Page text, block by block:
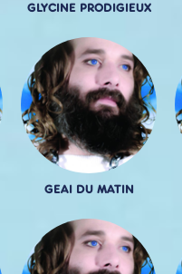
GLYCINE PRODIGIEUX
GEAI DU MATIN